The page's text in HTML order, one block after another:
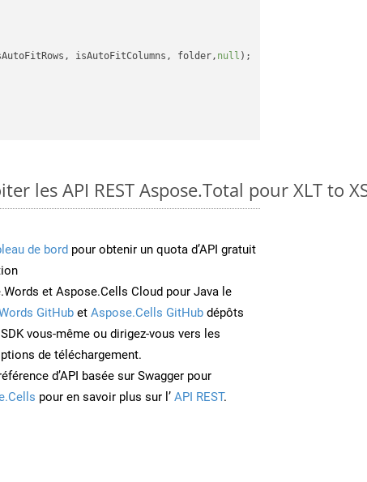
isAutoFitColumns, folder, null );
les API REST Aspose.Total pour XLT to
de bord pour obtenir un quota d’API gratuit
et Aspose.Cells Cloud pour Java le
GitHub et Aspose.Cells GitHub dépôts
vous-même ou dirigez-vous vers les
de téléchargement.
d’API basée sur Swagger pour
pour en savoir plus sur l’ API REST.